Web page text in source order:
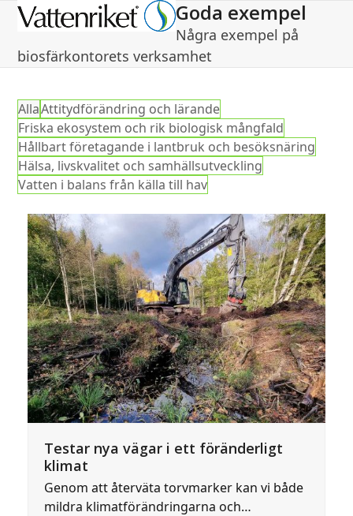
Open
menu
Close
menu
Goda exempel
Några exempel på
biosfärkontorets verksamhet
AllaAttitydförändring och lärande
Friska ekosystem och rik biologisk mångfald
Hållbart företagande i lantbruk och besöksnäring
Hälsa, livskvalitet och samhällsutveckling
Vatten i balans från källa till hav
Testar nya vägar i ett föränderligt
klimat
Genom att återväta torvmarker kan vi både
mildra klimatförändringarna och…